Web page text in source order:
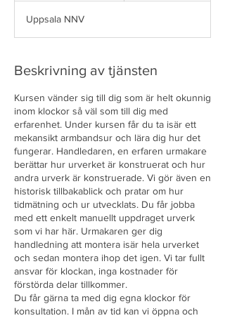
t
2
o
k
t
.
Uppsala NNV
Beskrivning av tjänsten
Kursen vänder sig till dig som är helt okunnig
inom klockor så väl som till dig med
erfarenhet. Under kursen får du ta isär ett
mekansikt armbandsur och lära dig hur det
fungerar. Handledaren, en erfaren urmakare
berättar hur urverket är konstruerat och hur
andra urverk är konstruerade. Vi gör även en
historisk tillbakablick och pratar om hur
tidmätning och ur utvecklats. Du får jobba
med ett enkelt manuellt uppdraget urverk
som vi har här. Urmakaren ger dig
handledning att montera isär hela urverket
och sedan montera ihop det igen. Vi tar fullt
ansvar för klockan, inga kostnader för
förstörda delar tillkommer.
Du får gärna ta med dig egna klockor för
konsultation. I mån av tid kan vi öppna och